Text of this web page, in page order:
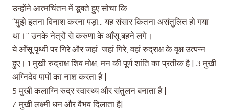
उन्होंने आत्मचिंतन में डूबते हुए सोचा कि —
“मुझे इतना विनाश करना पड़ा… यह संसार कितना असंतुलित हो गया
था।” उनके नेत्रों से करुणा के आँसू बहने लगे।
ये आँसू पृथ्वी पर गिरे और जहां-जहां गिरे, वहां रुद्राक्ष के वृक्ष उत्पन्न
हुए। 1 मुखी रुद्राक्ष शिव मोक्ष, मन की पूर्ण शांति का प्रतीक है | 3 मुखी
अग्निदेव पापों का नाश करता है |
5 मुखी कलाग्नि रुद्र स्वास्थ्य और संतुलन बनाता है |
7 मुखी लक्ष्मी धन और वैभव दिलाता है|